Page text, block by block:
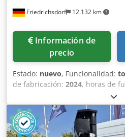
Friedrichsdorf 12.132 km
Información de
precio
Estado: nuevo, Funcionalidad:
de fabricación: 2024, horas de
5.000 kg,
mm, ascensor libre:1.130 mm,
diésel, tipo de mástil:triple ,
mm, potencia: 55 kW (74,78 CV)